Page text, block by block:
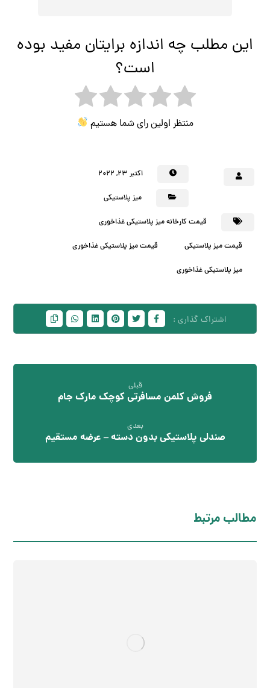
این مطلب چه اندازه برایتان مفید بوده
است؟
منتظر اولین رای شما هستیم
اکتبر ۲۳, ۲۰۲۲
میز پلاستیکی
قیمت کارخانه میز پلاستیکی غذاخوری
قیمت میز پلاستیکی قیمت میز پلاستیکی غذاخوری
میز پلاستیکی غذاخوری
قبلی
فروش کلمن مسافرتی کوچک مارک جام
بعدی
صندلی پلاستیکی بدون دسته – عرضه مستقیم
مطالب مرتبط